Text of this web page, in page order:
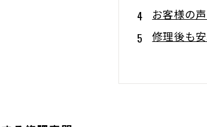
お客様の
修理後も